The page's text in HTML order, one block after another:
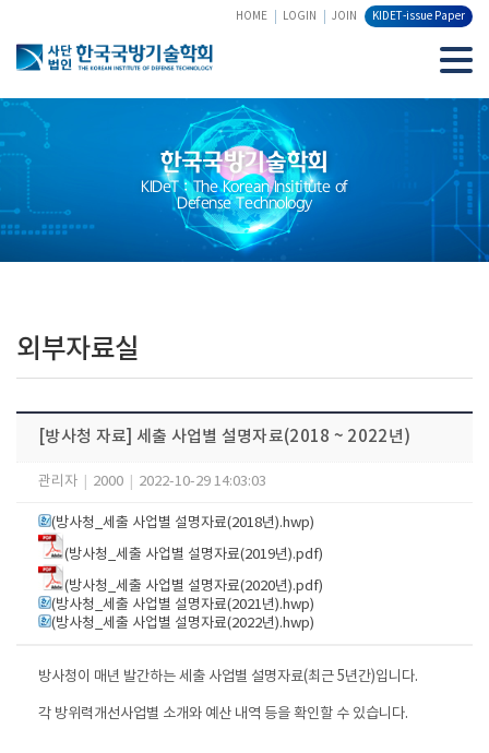
HOME LOGIN JOIN KIDET-issue Paper
한국국방기술학회
KIDeT : The Korean Insititute of
Defense Technology
외부자료실
[방사청 자료] 세출 사업별 설명자료(2018 ~ 2022년)
관리자 2000 2022-10-29 14:03:03
(방사청_세출 사업별 설명자료(2018년).hwp)
(방사청_세출 사업별 설명자료(2019년).pdf)
(방사청_세출 사업별 설명자료(2020년).pdf)
(방사청_세출 사업별 설명자료(2021년).hwp)
(방사청_세출 사업별 설명자료(2022년).hwp)
방사청이 매년 발간하는 세출 사업별 설명자료(최근 5년간)입니다.
각 방위력개선사업별 소개와 예산 내역 등을 확인할 수 있습니다.